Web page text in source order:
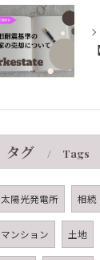
タグ Tags
太陽光発電所 相続
マンション 土地